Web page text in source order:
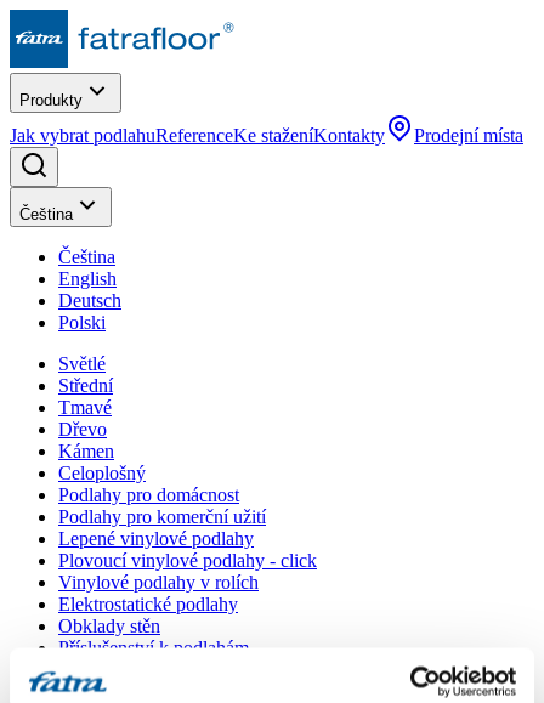
Produkty
Jak vybrat podlahuReferenceKe staženíKontakty Prodejní místa
Čeština
Čeština
English
Deutsch
Polski
Světlé
Střední
Tmavé
Dřevo
Kámen
Celoplošný
Podlahy pro domácnost
Podlahy pro komerční užití
Lepené vinylové podlahy
Plovoucí vinylové podlahy - click
Vinylové podlahy v rolích
Elektrostatické podlahy
Obklady stěn
Příslušenství k podlahám
Všechny podlahy